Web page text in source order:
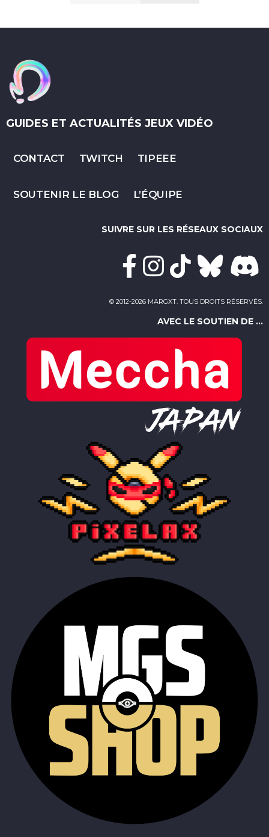
GUIDES ET ACTUALITÉS JEUX VIDÉO
CONTACT TWITCH TIPEEE
SOUTENIR LE BLOG L’ÉQUIPE
SUIVRE SUR LES RÉSEAUX SOCIAUX
© 2012-2026 MARGXT. TOUS DROITS RÉSERVÉS.
AVEC LE SOUTIEN DE ...